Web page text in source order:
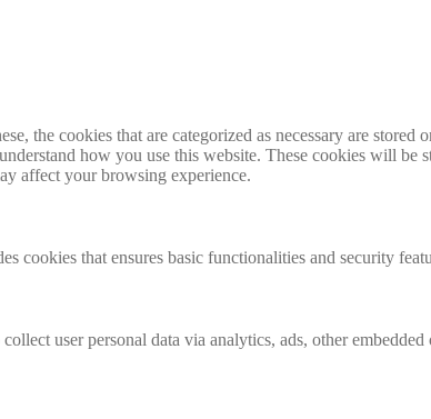
the cookies that are categorized as necessary are stored
how you use this website. These cookies will
affect your browsing experience.
that ensures basic functionalities and security
user personal data via analytics, ads, other embedded